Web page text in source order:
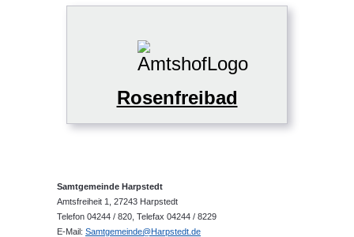
Rosenfreibad
Samtgemeinde Harpstedt
Amtsfreiheit 1, 27243 Harpstedt
Telefon 04244 / 820, Telefax 04244 / 8229
E-Mail: Samtgemeinde@Harpstedt.de